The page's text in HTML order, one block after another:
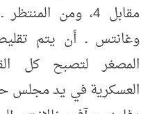
مقابل 4، ومن
وغانتس ـ أن يتم
المصغر لتصبح كل
العسكرية في يد مجلس